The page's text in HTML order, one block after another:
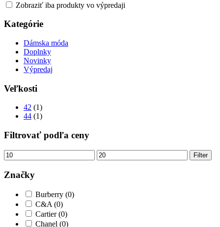
Zobraziť iba produkty vo výpredaji
Kategórie
Dámska móda
Doplnky
Novinky
Výpredaj
Veľkosti
42 (1)
44 (1)
Filtrovať podľa ceny
Minimálna
cena
Maximálna
cena
Filter
Značky
Burberry (0)
C&A (0)
Cartier(0)
Chanel (0)